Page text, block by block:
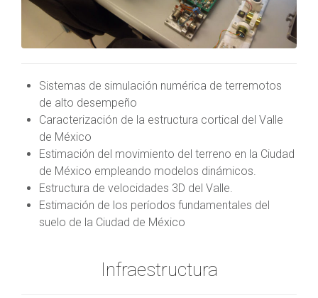
Sistemas de simulación numérica de terremotos
de alto desempeño
Caracterización de la estructura cortical del Valle
de México
Estimación del movimiento del terreno en la Ciudad
de México empleando modelos dinámicos.
Estructura de velocidades 3D del Valle.
Estimación de los períodos fundamentales del
suelo de la Ciudad de México
Infraestructura